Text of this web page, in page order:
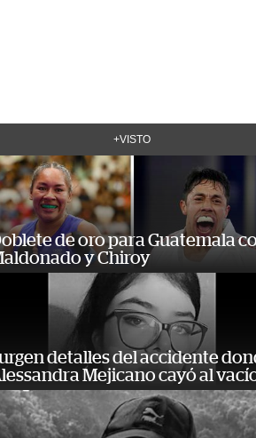
+VISTO
de oro para Guatemala
y Chiroy
detalles del accidente
Mejicano cayó al